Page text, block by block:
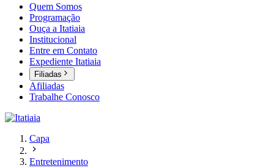
Quem Somos
Programação
Ouça a Itatiaia
Institucional
Entre em Contato
Expediente Itatiaia
Filiadas
Afiliadas
Trabalhe Conosco
Capa
Entretenimento